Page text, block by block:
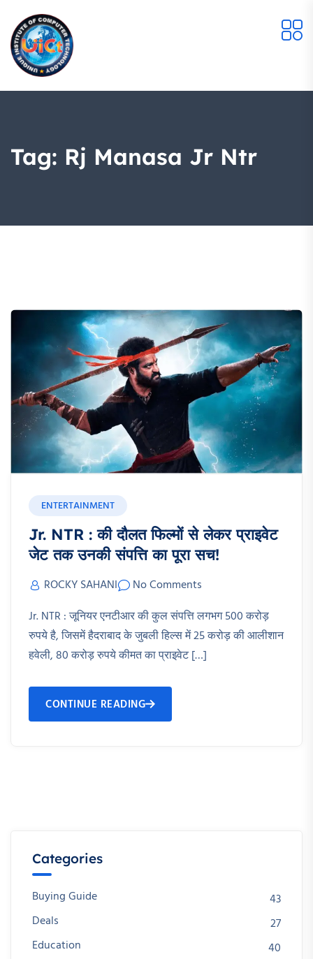
Tag: Rj Manasa Jr Ntr
ENTERTAINMENT
Jr. NTR : की दौलत फिल्मों से लेकर प्राइवेट
जेट तक उनकी संपत्ति का पूरा सच!
ROCKY SAHANI
No Comments
Jr. NTR : जूनियर एनटीआर की कुल संपत्ति लगभग 500 करोड़
रुपये है, जिसमें हैदराबाद के जुबली हिल्स में 25 करोड़ की आलीशान
हवेली, 80 करोड़ रुपये कीमत का प्राइवेट […]
CONTINUE READING
Categories
Buying Guide
43
Deals
27
Education
40